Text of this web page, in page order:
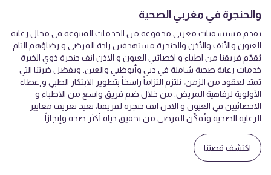
والحنجرة في مغربي الصحية
تقدم مستشفيات مغربي مجموعة من الخدمات المتنوعة في مجال رعاية
العيون والأنف والأذن والحنجرة مستهدفين راحة المرضى و رضاؤهم التام.
يُقدّم فريقنا من اطباء و اخصائيي العيون و الاذن انف حنجرة ذوي الخبرة
خدمات رعاية صحية شاملة في دبي وأبوظبي والعين. وبفضل خبرتنا التي
تمتد لعقود من الزمن، نلتزم التزاماً راسخاً بتطوير الابتكار الطبي وإعطاء
الأولوية لرفاهية المريض. من خلال ضم فريق واسع من الاطباء و
الاخصائيين في العيون و الاذن انف حنجرة لفريقنا، نعيد تعريف معايير
الرعاية الصحية ونُمكِّن المرضى من تحقيق حياة أكثر صحة وإنجازاً.
اكتشف قصتنا